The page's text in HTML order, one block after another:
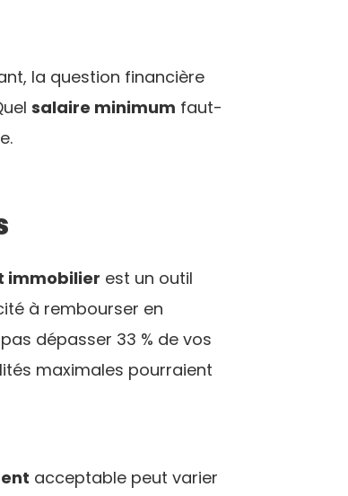
la question financière
salaire minimum faut-
immobilier est un outil
à rembourser en
dépasser 33 % de vos
maximales pourraient
acceptable peut varier